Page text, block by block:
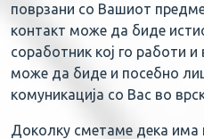
поврзани со Вашиот
контакт може да биде
соработник кој го работи
може да биде и посебно
комуникација со Вас во
Доколку сметаме дека има